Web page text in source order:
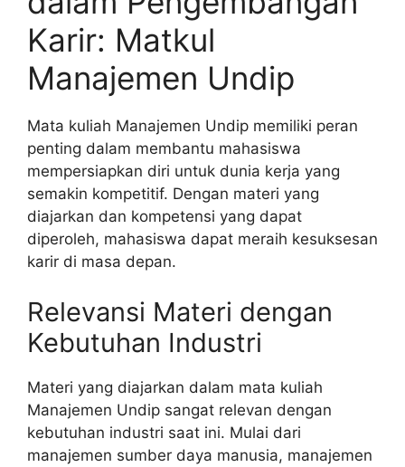
Karir: Matkul
Manajemen Undip
Mata kuliah Manajemen Undip memiliki peran
penting dalam membantu mahasiswa
mempersiapkan diri untuk dunia kerja yang
semakin kompetitif. Dengan materi yang
diajarkan dan kompetensi yang dapat
diperoleh, mahasiswa dapat meraih kesuksesan
karir di masa depan.
Relevansi Materi dengan
Kebutuhan Industri
Materi yang diajarkan dalam mata kuliah
Manajemen Undip sangat relevan dengan
kebutuhan industri saat ini. Mulai dari
manajemen sumber daya manusia, manajemen